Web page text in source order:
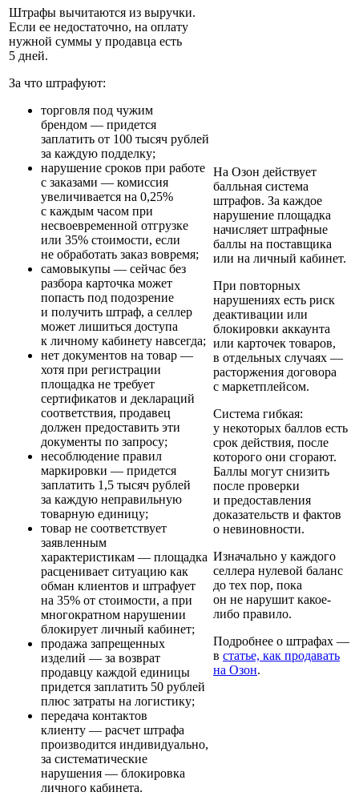
Штрафы вычитаются из выручки.
Если ее недостаточно, на оплату
нужной суммы у продавца есть
5 дней.
За что штрафуют:
торговля под чужим
брендом — придется
заплатить от 100 тысяч рублей
за каждую подделку;
нарушение сроков при работе
с заказами — комиссия
увеличивается на 0,25%
с каждым часом при
несвоевременной отгрузке
или 35% стоимости, если
не обработать заказ вовремя;
самовыкупы — сейчас без
разбора карточка может
попасть под подозрение
и получить штраф, а селлер
может лишиться доступа
к личному кабинету навсегда;
нет документов на товар —
хотя при регистрации
площадка не требует
сертификатов и деклараций
соответствия, продавец
должен предоставить эти
документы по запросу;
несоблюдение правил
маркировки — придется
заплатить 1,5 тысяч рублей
за каждую неправильную
товарную единицу;
товар не соответствует
заявленным
характеристикам — площадка
расценивает ситуацию как
обман клиентов и штрафует
на 35% от стоимости, а при
многократном нарушении
блокирует личный кабинет;
продажа запрещенных
изделий — за возврат
продавцу каждой единицы
придется заплатить 50 рублей
плюс затраты на логистику;
передача контактов
клиенту — расчет штрафа
производится индивидуально,
за систематические
нарушения — блокировка
личного кабинета.
На Озон действует
балльная система
штрафов. За каждое
нарушение площадка
начисляет штрафные
баллы на поставщика
или на личный кабинет.
При повторных
нарушениях есть риск
деактивации или
блокировки аккаунта
или карточек товаров,
в отдельных случаях —
расторжения договора
с маркетплейсом.
Система гибкая:
у некоторых баллов есть
срок действия, после
которого они сгорают.
Баллы могут снизить
после проверки
и предоставления
доказательств и фактов
о невиновности.
Изначально у каждого
селлера нулевой баланс
до тех пор, пока
он не нарушит какое-
либо правило.
Подробнее о штрафах —
в статье, как продавать
на Озон.